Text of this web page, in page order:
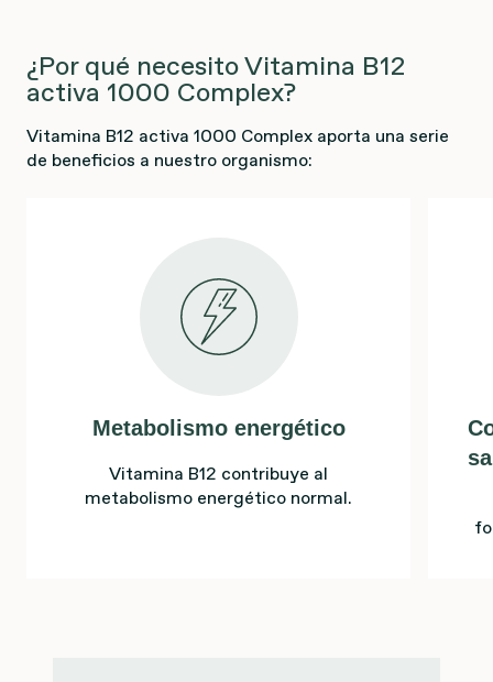
¿Por qué necesito Vitamina B12
activa 1000 Complex?
Vitamina B12 activa 1000 Complex aporta una serie
de beneficios a nuestro organismo:
Metabolismo energético
Vitamina B12 contribuye al
metabolismo energético normal.